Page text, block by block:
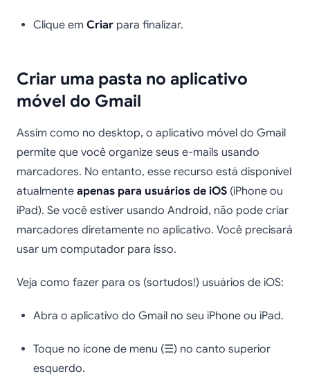
Clique em Criar para finalizar.
Criar uma pasta no aplicativo
móvel do Gmail
Assim como no desktop, o aplicativo móvel do Gmail
permite que você organize seus e-mails usando
marcadores. No entanto, esse recurso está disponível
atualmente apenas para usuários de iOS (iPhone ou
iPad). Se você estiver usando Android, não pode criar
marcadores diretamente no aplicativo. Você precisará
usar um computador para isso.
Veja como fazer para os (sortudos!) usuários de iOS:
Abra o aplicativo do Gmail no seu iPhone ou iPad.
Toque no ícone de menu (☰) no canto superior
esquerdo.